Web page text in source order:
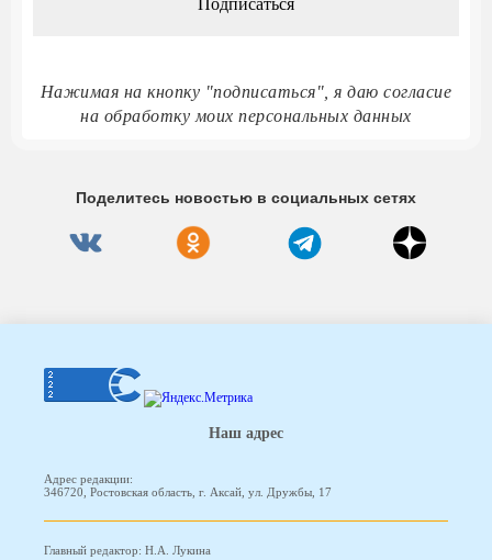
Нажимая на кнопку "подписаться", я даю согласие
на обработку моих персональных данных
Поделитесь новостью в социальных сетях
Наш адрес
Адрес редакции:
346720, Ростовская область, г. Аксай, ул. Дружбы, 17
Главный редактор: Н.А. Лукина